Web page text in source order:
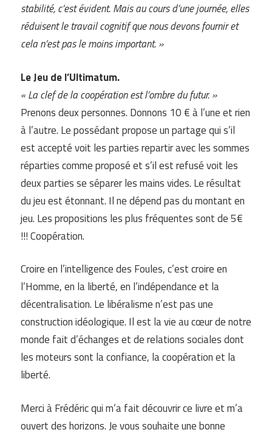
stabilité, c’est évident. Mais au cours d’une journée, elles
réduisent le travail cognitif que nous devons fournir et
cela n’est pas le moins important. »
Le Jeu de l’Ultimatum.
« La clef de la coopération est l’ombre du futur. »
Prenons deux personnes. Donnons 10 € à l’une et rien
à l’autre. Le possédant propose un partage qui s’il
est accepté voit les parties repartir avec les sommes
réparties comme proposé et s’il est refusé voit les
deux parties se séparer les mains vides. Le résultat
du jeu est étonnant. Il ne dépend pas du montant en
jeu. Les propositions les plus fréquentes sont de 5€
!!! Coopération.
Croire en l’intelligence des Foules, c’est croire en
l’Homme, en la liberté, en l’indépendance et la
décentralisation. Le libéralisme n’est pas une
construction idéologique. Il est la vie au cœur de notre
monde fait d’échanges et de relations sociales dont
les moteurs sont la confiance, la coopération et la
liberté.
Merci à Frédéric qui m’a fait découvrir ce livre et m’a
ouvert des horizons. Je vous souhaite une bonne